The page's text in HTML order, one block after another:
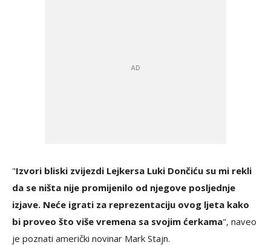
"Izvori bliski zvijezdi Lejkersa Luki Dončiću su mi rekli
da se ništa nije promijenilo od njegove posljednje
izjave. Neće igrati za reprezentaciju ovog ljeta kako
bi proveo što više vremena sa svojim ćerkama", naveo
je poznati američki novinar Mark Stajn.